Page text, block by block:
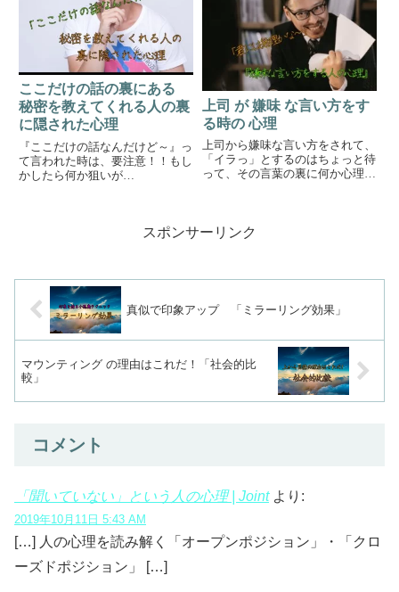
ここだけの話の裏にある
秘密を教えてくれる人の裏
に隠された心理
『ここだけの話なんだけど～』っ
て言われた時は、要注意！！もし
かしたら何か狙いが…
上司 が 嫌味 な言い方をす
る時の 心理
上司から嫌味な言い方をされて、
「イラっ」とするのはちょっと待
って、その言葉の裏に何か心理的
スポンサーリンク
真似で印象アップ 「ミラーリング効果」
マウンティング の理由はこれだ！「社会的比
較」
コメント
「聞いていない」という人の心理 | Joint より:
2019年10月11日 5:43 AM
[…] 人の心理を読み解く「オープンポジション」・「クロ
ーズドポジション」 […]